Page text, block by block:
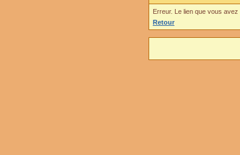
Erreur. Le lien que vous
Retour